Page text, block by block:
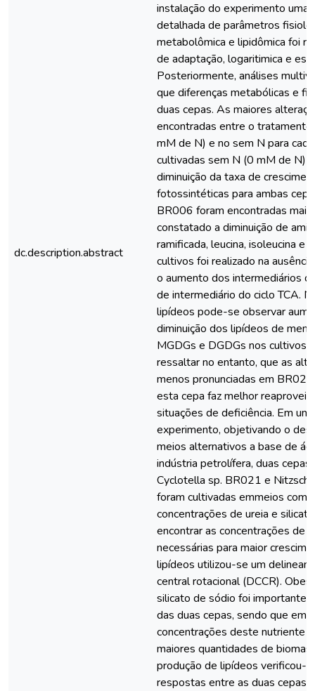
dc.description.abstract
instalação do experimento uma
detalhada de parâmetros
metabolômica e lipidômica foi
de adaptação, logaritimica e
Posteriormente, análises
que diferenças metabólicas e
duas cepas. As maiores
encontradas entre o
mM de N) e no sem N para
cultivadas sem N (0 mM de N)
diminuição da taxa de
fotossintéticas para ambas
BR006 foram encontradas
constatado a diminuição de
ramificada, leucina, isoleucina e
cultivos foi realizado na
o aumento dos intermediários
de intermediário do ciclo TCA.
lipídeos pode-se observar
diminuição dos lipídeos de
MGDGs e DGDGs nos cultivos
ressaltar no entanto, que as
menos pronunciadas em
esta cepa faz melhor
situações de deficiência. Em um
experimento, objetivando o
meios alternativos a base de
indústria petrolífera, duas cepas
Cyclotella sp. BR021 e
foram cultivadas emmeios com
concentrações de ureia e
encontrar as concentrações de
necessárias para maior
lipídeos utilizou-se um
central rotacional (DCCR).
silicato de sódio foi importante
das duas cepas, sendo que em
concentrações deste nutriente
maiores quantidades de
produção de lipídeos verificou-
respostas entre as duas cepas